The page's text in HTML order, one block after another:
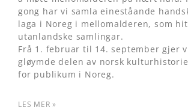
gong har vi samla eineståande
laga i Noreg i mellomalderen, som
utanlandske samlingar.
Frå 1. februar til 14. september gjer
gløymde delen av norsk
for publikum i Noreg.
LES MER »